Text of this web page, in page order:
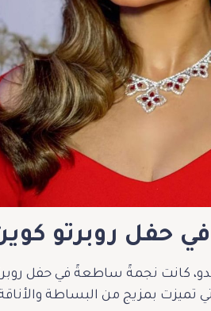
في حفل روبرتو
كانت نجمةً ساطعةً في حفل
تميزت بمزيج من البساطة